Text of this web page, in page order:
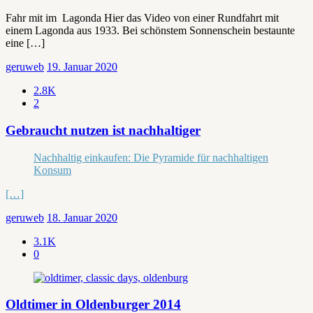
Fahr mit im Lagonda Hier das Video von einer Rundfahrt mit
einem Lagonda aus 1933. Bei schönstem Sonnenschein bestaunte
eine […]
geruweb 19. Januar 2020
2.8K
2
Gebraucht nutzen ist nachhaltiger
Nachhaltig einkaufen: Die Pyramide für nachhaltigen
Konsum
[…]
geruweb 18. Januar 2020
3.1K
0
Oldtimer in Oldenburger 2014